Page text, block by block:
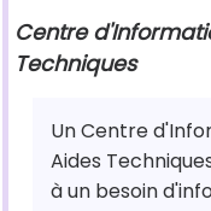
Centre
Techniques
Un Centre
Aides
à un besoin